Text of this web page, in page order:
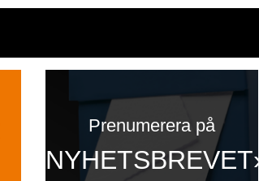
Prenumerera på
NYHETSBREVET»